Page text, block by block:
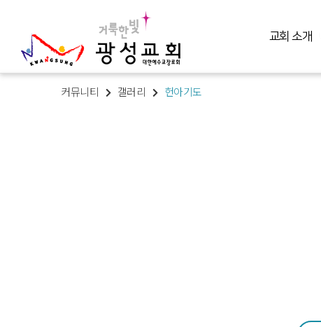
교회 소개
커뮤니티 갤러리 헌아기도